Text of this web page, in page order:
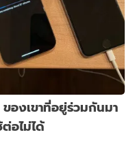
องเขาที่อยู่ร่วมกันมา
อไม่ได้